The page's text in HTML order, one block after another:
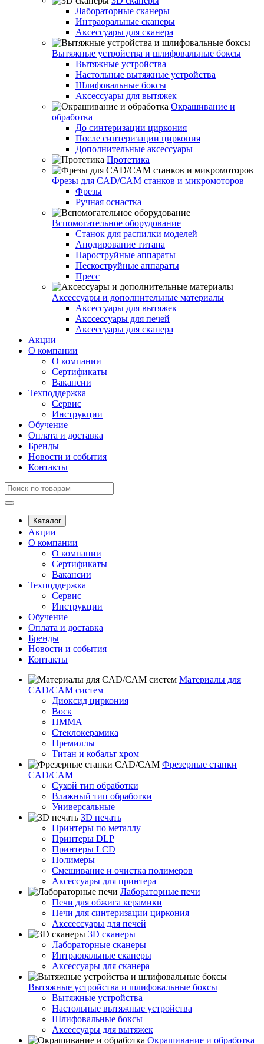
Лабораторные сканеры
Интраоральные сканеры
Аксессуары для сканера
Вытяжные устройства и шлифовальные боксы
Вытяжные устройства
Настольные вытяжные устройства
Шлифовальные боксы
Аксессуары для вытяжек
Окрашивание и
обработка
До синтеризации циркония
После синтеризации циркония
Дополнительные аксессуары
Протетика
Фрезы для CAD/CAM станков и микромоторов
Фрезы
Ручная оснастка
Вспомогательное оборудование
Станок для распилки моделей
Анодирование титана
Пароструйные аппараты
Пескоструйные аппараты
Пресс
Аксессуары и дополнительные материалы
Аксессуары для вытяжек
Акссессуары для печей
Аксессуары для сканера
Акции
О компании
О компании
Сертификаты
Вакансии
Техподдержка
Сервис
Инструкции
Обучение
Оплата и доставка
Бренды
Новости и события
Контакты
Каталог
Акции
О компании
О компании
Сертификаты
Вакансии
Техподдержка
Сервис
Инструкции
Обучение
Оплата и доставка
Бренды
Новости и события
Контакты
Материалы для
CAD/CAM систем
Диоксид циркония
Воск
ПММА
Стеклокерамика
Премиллы
Титан и кобальт хром
Фрезерные станки
CAD/CAM
Сухой тип обработки
Влажный тип обработки
Универсальные
3D печать
Принтеры по металлу
Принтеры DLP
Принтеры LCD
Полимеры
Смешивание и очистка полимеров
Аксессуары для принтера
Лабораторные печи
Печи для обжига керамики
Печи для синтеризации циркония
Акссессуары для печей
3D сканеры
Лабораторные сканеры
Интраоральные сканеры
Аксессуары для сканера
Вытяжные устройства и шлифовальные боксы
Вытяжные устройства
Настольные вытяжные устройства
Шлифовальные боксы
Аксессуары для вытяжек
Окрашивание и обработка